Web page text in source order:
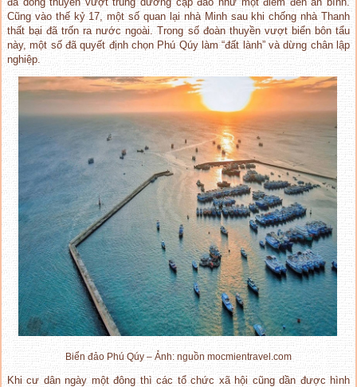
Cũng vào thế kỷ 17, một số quan lại nhà Minh sau khi chống nhà Thanh
thất bại đã trốn ra nước ngoài. Trong số đoàn thuyền vượt biển bôn tẩu
này, một số đã quyết định chọn Phú Qúy làm “đất lành” và dừng chân lập
nghiệp.
Biển đảo Phú Qúy – Ảnh: nguồn mocmientravel.com
Khi cư dân ngày một đông thì các tổ chức xã hội cũng dần được hình